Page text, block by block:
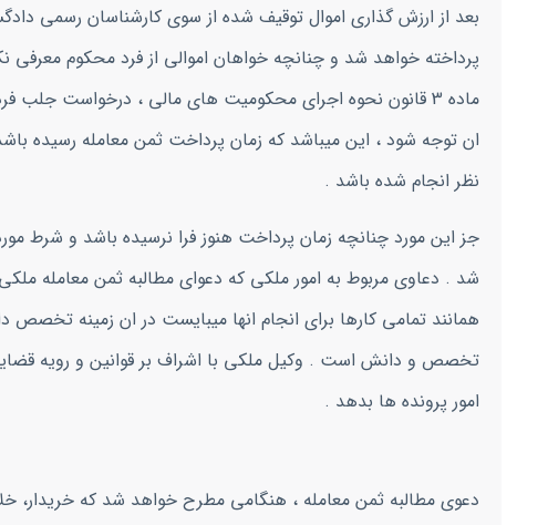
بعد از ارزش گذاری اموال توقیف شده از سوی کارشناسان رسمی
پرداخته خواهد شد و چنانچه خواهان اموالی از فرد محکوم معرفی
ماده 3 قانون نحوه اجرای محکومیت های مالی ، درخواست جلب
ان توجه شود ، این میباشد که زمان پرداخت ثمن معامله رسیده
نظر انجام شده باشد .
جز این مورد چنانچه زمان پرداخت هنوز فرا نرسیده باشد و شرط
شد . دعاوی مربوط به امور ملکی که دعوای مطالبه ثمن معامله
همانند تمامی کارها برای انجام انها میبایست در ان زمینه
تخصص و دانش است . وکیل ملکی با اشراف بر قوانین و رویه
امور پرونده ها بدهد .
دعوی مطالبه ثمن معامله ، هنگامی مطرح خواهد شد که خریدار،